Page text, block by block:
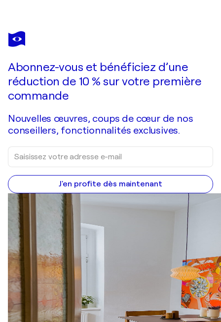
Abonnez-vous et bénéficiez d’une
réduction de 10 % sur votre première
commande
Nouvelles œuvres, coups de cœur de nos
conseillers, fonctionnalités exclusives.
J'en profite dès maintenant